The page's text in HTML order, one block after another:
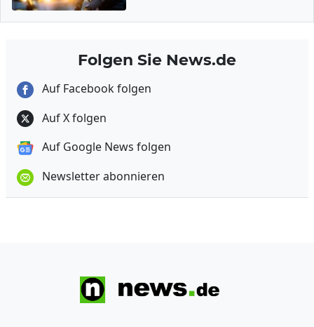
Folgen Sie News.de
Auf Facebook folgen
Auf X folgen
Auf Google News folgen
Newsletter abonnieren